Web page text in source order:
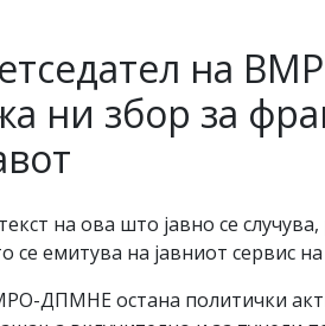
на
ни збор за
на ова што јавно се
емитува на јавниот сервис
ДПМНЕ остана политички